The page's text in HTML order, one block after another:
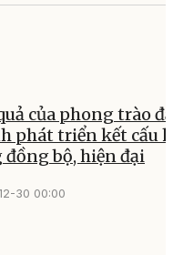
của phong trào
phát triển kết cấu
đồng bộ, hiện đại
30 00:00